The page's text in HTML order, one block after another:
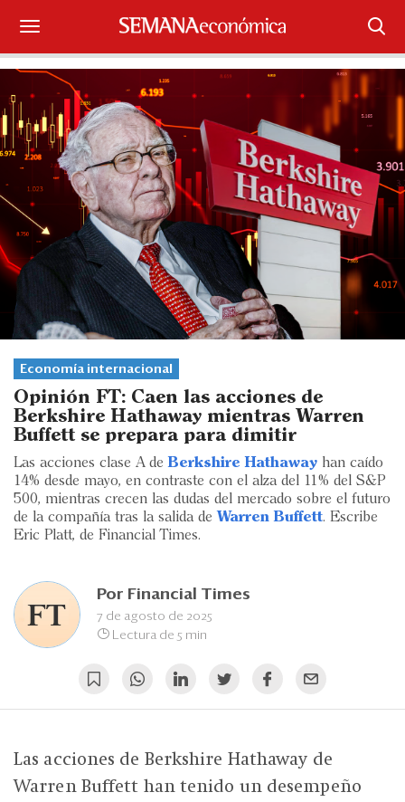
Suscríbase
Iniciar sesión
Portada
¿Qué está pasando?
Sectores y Empresas
Management
Economía y Finanzas
Legal y Política
Eventos
Ranking CEO
Edición Impresa
Economía internacional
Opinión FT: Caen las acciones de
Berkshire Hathaway mientras Warren
Buffett se prepara para dimitir
Las acciones clase A de Berkshire Hathaway han caído
14% desde mayo, en contraste con el alza del 11% del S&P
500, mientras crecen las dudas del mercado sobre el futuro
de la compañía tras la salida de Warren Buffett. Escribe
Eric Platt, de Financial Times.
Por Financial Times
7 de agosto de 2025
Lectura de 5 min
Las acciones de Berkshire Hathaway de
Warren Buffett han tenido un desempeño